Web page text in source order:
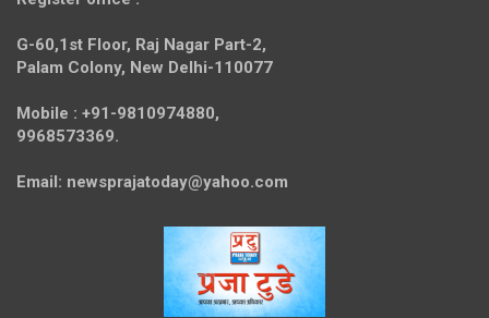
G-60,1st Floor, Raj Nagar Part-2,
Palam Colony, New Delhi-110077
Mobile : +91-9810974880,
9968573369.
Email: newsprajatoday@yahoo.com